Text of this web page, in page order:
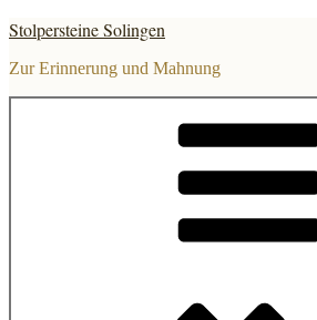
Zum
Inhalt
springen
Stolpersteine Solingen
Zur Erinnerung und Mahnung